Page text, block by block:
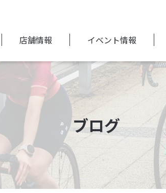
店舗情報 イベント情報
ブログ